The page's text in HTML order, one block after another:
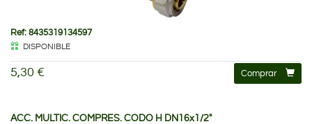
Ref: 8435319134597
DISPONIBLE
5,30 € Comprar
ACC. MULTIC. COMPRES. CODO H DN16x1/2"